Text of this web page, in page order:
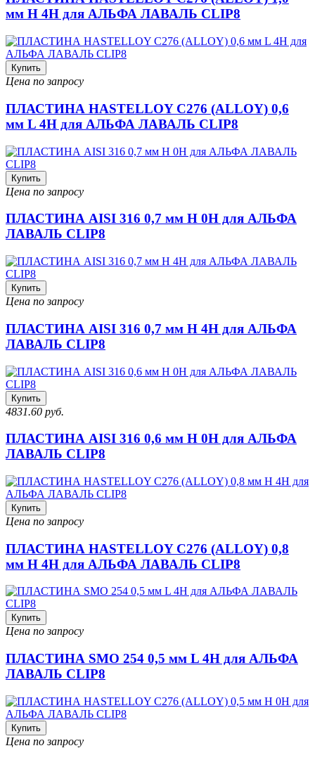
мм H 4H для АЛЬФА ЛАВАЛЬ CLIP8
Купить
Цена по запросу
ПЛАСТИНА HASTELLOY C276 (ALLOY) 0,6
мм L 4H для АЛЬФА ЛАВАЛЬ CLIP8
Купить
Цена по запросу
ПЛАСТИНА AISI 316 0,7 мм H 0H для АЛЬФА
ЛАВАЛЬ CLIP8
Купить
Цена по запросу
ПЛАСТИНА AISI 316 0,7 мм H 4H для АЛЬФА
ЛАВАЛЬ CLIP8
Купить
4831.60 руб.
ПЛАСТИНА AISI 316 0,6 мм H 0H для АЛЬФА
ЛАВАЛЬ CLIP8
Купить
Цена по запросу
ПЛАСТИНА HASTELLOY C276 (ALLOY) 0,8
мм H 4H для АЛЬФА ЛАВАЛЬ CLIP8
Купить
Цена по запросу
ПЛАСТИНА SMO 254 0,5 мм L 4H для АЛЬФА
ЛАВАЛЬ CLIP8
Купить
Цена по запросу